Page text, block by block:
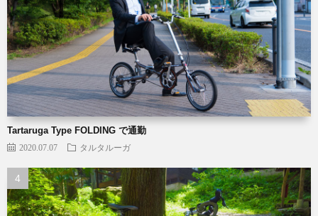
Tartaruga Type FOLDING で通勤
2020.07.07 タルタルーガ